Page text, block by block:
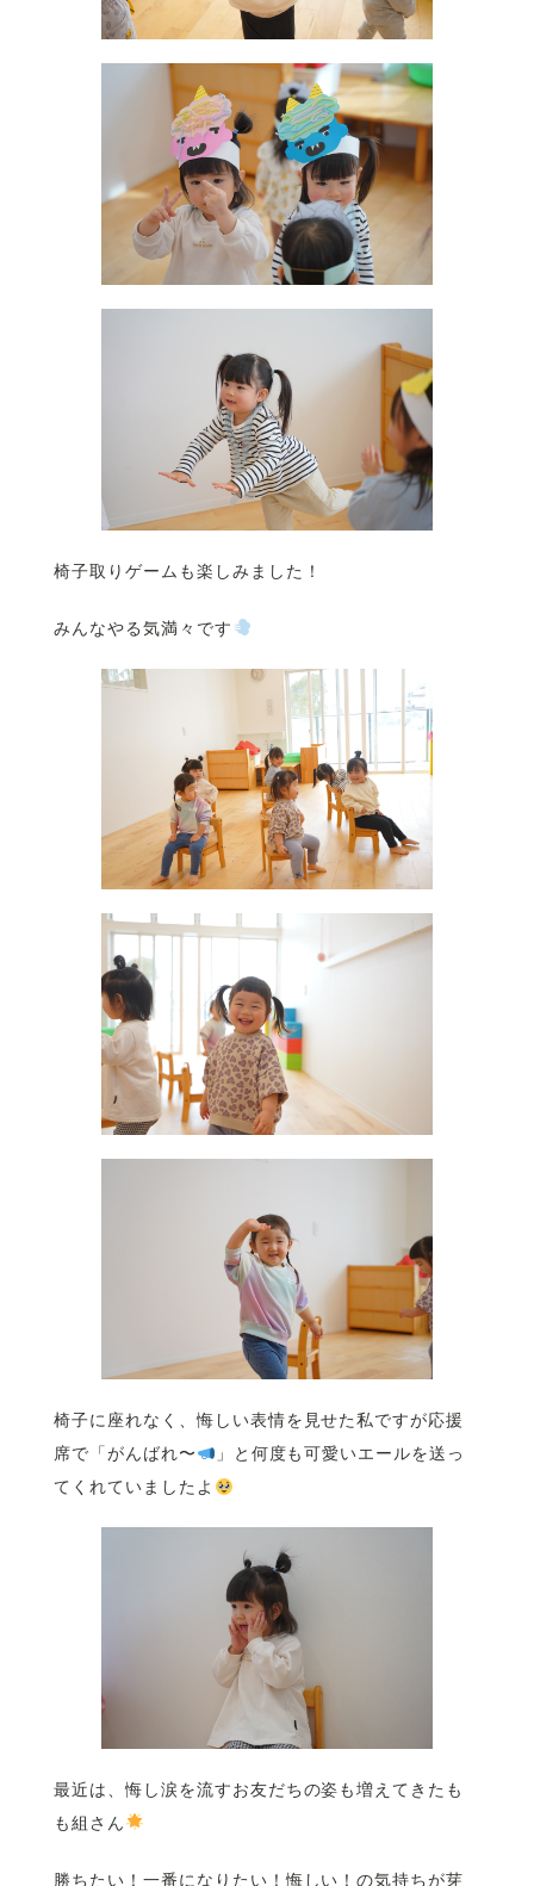
椅子取りゲームも楽しみました！
みんなやる気満々です
椅子に座れなく、悔しい表情を見せた私ですが応援
席で「がんばれ〜
」と何度も可愛いエールを送っ
てくれていましたよ
最近は、悔し涙を流すお友だちの姿も増えてきたも
も組さん
勝ちたい！一番になりたい！悔しい！の気持ちが芽